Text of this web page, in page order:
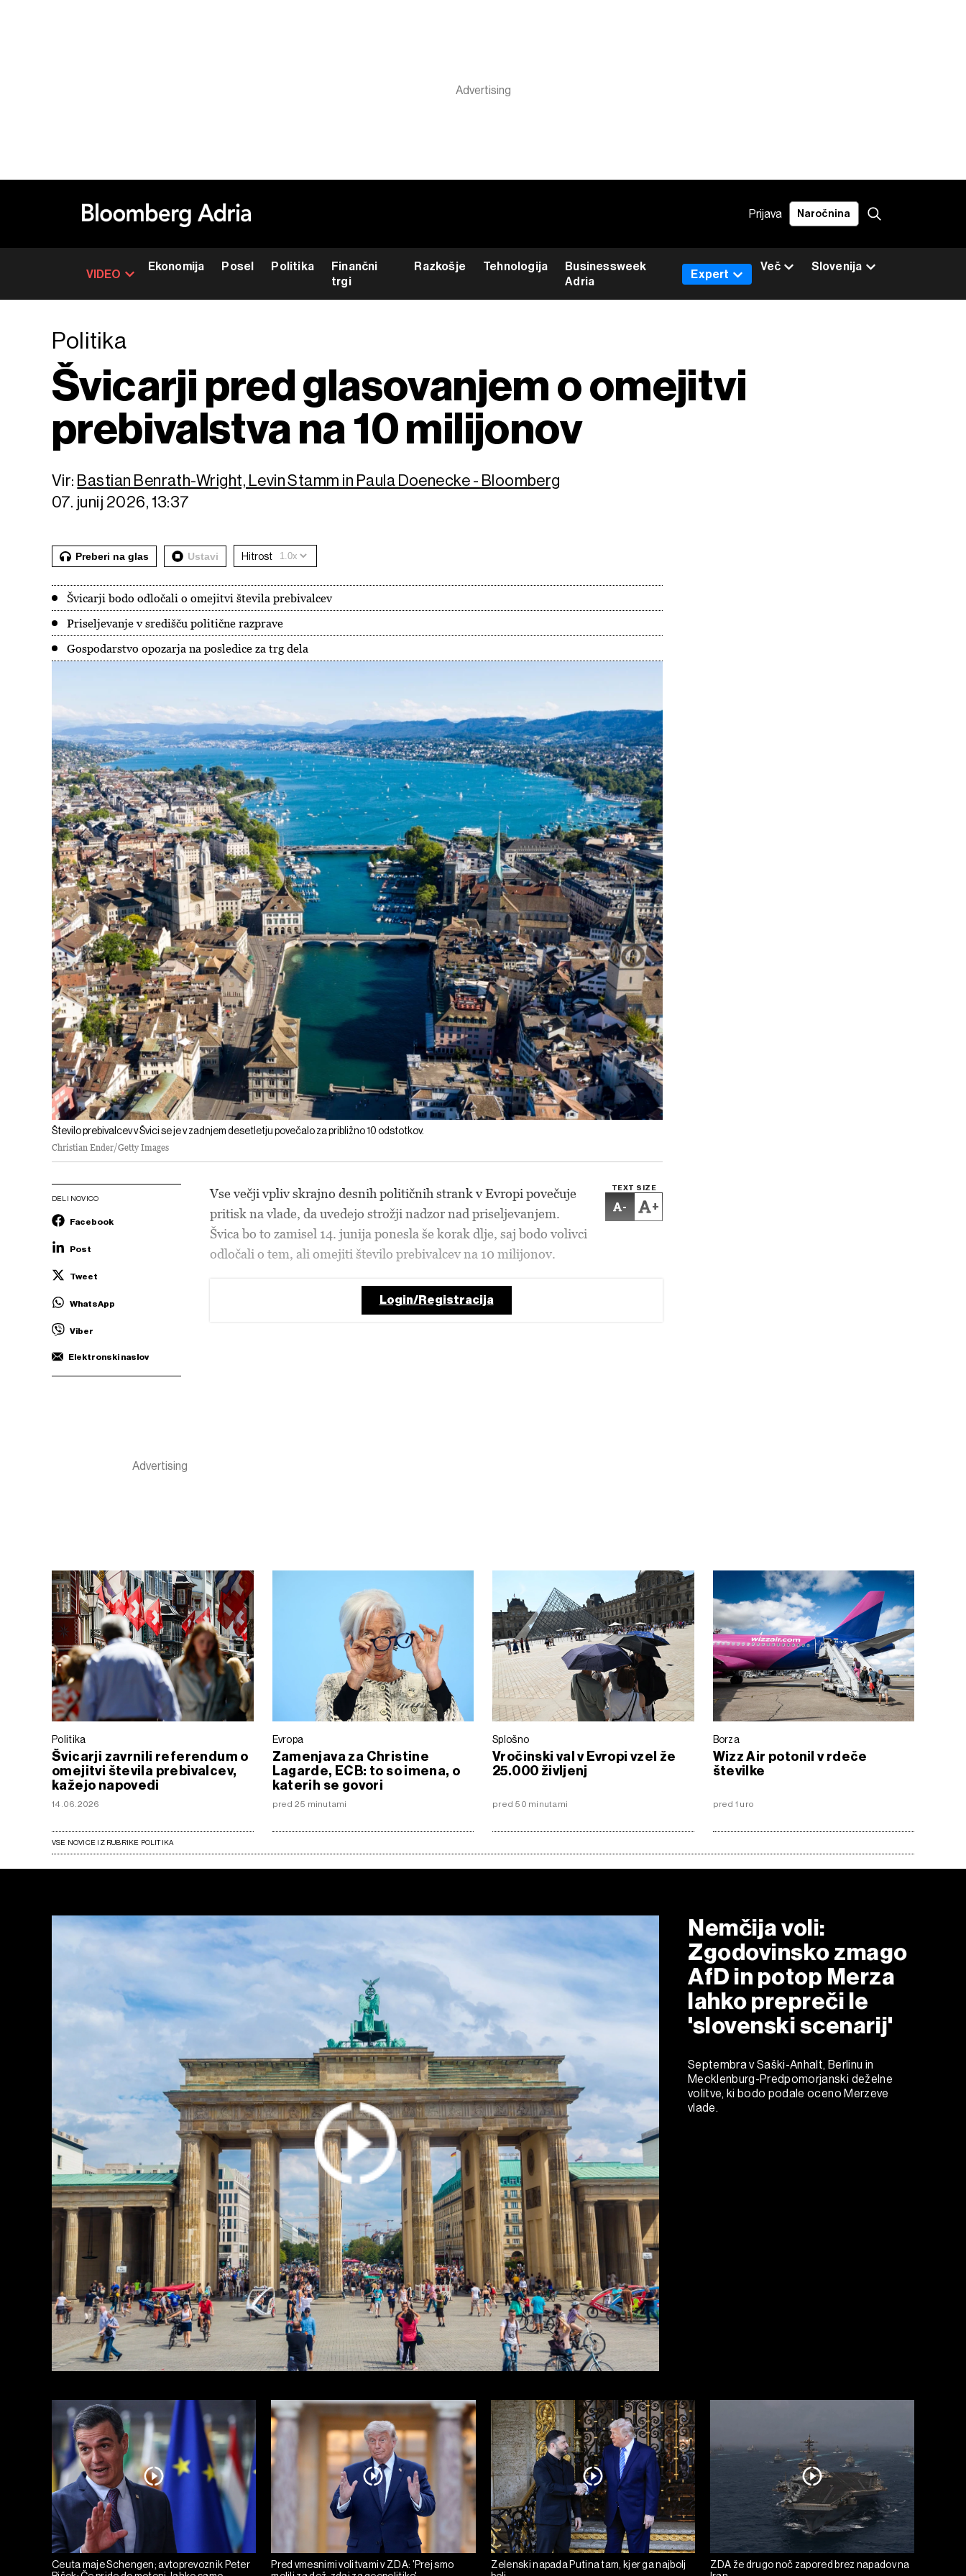
Prijava Naročnina
VIDEO
Ekonomija Posel Politika
Finančni
trgi
Razkošje Tehnologija
Businessweek
Adria
Slovenija
Expert
Več
Politika
Švicarji pred glasovanjem o omejitvi
prebivalstva na 10 milijonov
Vir: Bastian Benrath-Wright, Levin Stamm in Paula Doenecke - Bloomberg
07. junij 2026, 13:37
Preberi na glas Ustavi Hitrost
Švicarji bodo odločali o omejitvi števila prebivalcev
Priseljevanje v središču politične razprave
Gospodarstvo opozarja na posledice za trg dela
Število prebivalcev v Švici se je v zadnjem desetletju povečalo za približno 10 odstotkov.
Christian Ender/Getty Images
DELI NOVICO
Facebook
Post
Tweet
WhatsApp
Viber
Elektronski naslov
TEXT SIZE
- +
Vse večji vpliv skrajno desnih političnih strank v Evropi povečuje
pritisk na vlade, da uvedejo strožji nadzor nad priseljevanjem.
Švica bo to zamisel 14. junija ponesla še korak dlje, saj bodo volivci
odločali o tem, ali omejiti število prebivalcev na 10 milijonov.
Login/Registracija
Politika
Švicarji zavrnili referendum o
omejitvi števila prebivalcev,
kažejo napovedi
14.06.2026
Evropa
Zamenjava za Christine
Lagarde, ECB: to so imena, o
katerih se govori
pred 25 minutami
Splošno
Vročinski val v Evropi vzel že
25.000 življenj
pred 50 minutami
Borza
Wizz Air potonil v rdeče
številke
pred 1 uro
VSE NOVICE IZ RUBRIKE POLITIKA
Nemčija voli:
Zgodovinsko zmago
AfD in potop Merza
lahko prepreči le
'slovenski scenarij'
Septembra v Saški-Anhalt, Berlinu in
Mecklenburg-Predpomorjanski deželne
volitve, ki bodo podale oceno Merzeve
vlade.
Ceuta maje Schengen; avtoprevoznik Peter
Pred vmesnimi volitvami v ZDA: 'Prej smo
Zelenski napada Putina tam, kjer ga najbolj
ZDA že drugo noč zapored brez napadov na